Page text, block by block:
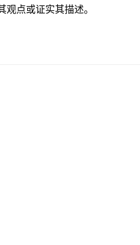
点或证实其描述。